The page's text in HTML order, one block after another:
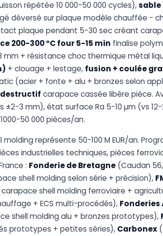
répétée 10 000-50 000 cycles),sable
déversé sur plaque modèle chauffée -
plaque pendant 5-30 sec créant
200-300 °C four 5-15 min finalise
mm + résistance choc thermique métal
+ clouage + lestage, fusion + coulée
(acier + fonte + alu + bronzes selon
carapace cassée libère pièce.
±2-3 mm), état surface Ra 5-10 µm (vs
50 000 pièces/an.
représente 50-100 M EUR/an.
industrielles techniques, pièces
: Fonderie de Bretagne (Caudan
shell molding selon série + précision),
shell molding ferroviaire +
+ ECS multi-procédés), Fonderies
shell molding alu + bronzes prototypes),
prototypes + petites séries), Carbonex